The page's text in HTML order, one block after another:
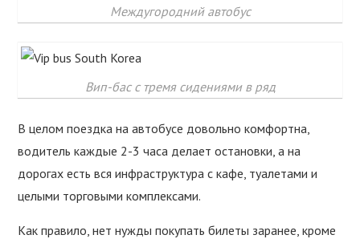
Междугородний автобус
Вип-бас с тремя сидениями в ряд
В целом поездка на автобусе довольно комфортна,
водитель каждые 2-3 часа делает остановки, а на
дорогах есть вся инфраструктура с кафе, туалетами и
целыми торговыми комплексами.
Как правило, нет нужды покупать билеты заранее, кроме